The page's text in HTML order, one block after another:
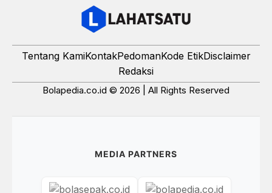
Tentang KamiKontakPedomanKode EtikDisclaimer
Redaksi
Bolapedia.co.id © 2026 | All Rights Reserved
MEDIA PARTNERS